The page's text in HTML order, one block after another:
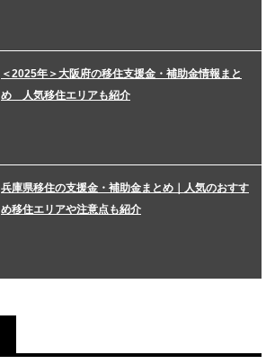
＜2025年＞大阪府の移住支援金・補助金情報まと
め 人気移住エリアも紹介
兵庫県移住の支援金・補助金まとめ｜人気のおすす
め移住エリアや注意点も紹介